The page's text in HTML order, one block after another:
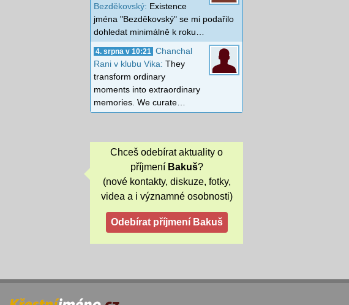
Bezděkovský: Existence
jména "Bezděkovský" se mi podařilo
dohledat minimálně k roku…
4. srpna v 10:21
Chanchal
Rani v klubu Vika: They
transform ordinary
moments into extraordinary
memories. We curate…
Chceš odebírat aktuality o
příjmení Bakuš?
(nové kontakty, diskuze, fotky,
videa a i významné osobnosti)